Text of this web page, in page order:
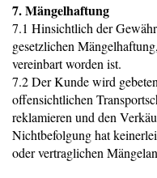
7. Mängelhaftung
7.1 Hinsichtlich der
gesetzlichen
vereinbart worden ist.
7.2 Der Kunde wird
offensichtlichen
reklamieren und den
Nichtbefolgung hat
oder vertraglichen